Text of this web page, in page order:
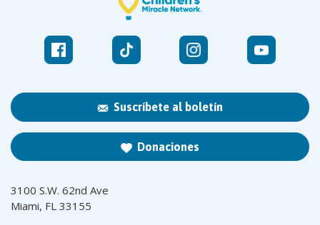
Suscríbete al boletín
Donaciones
3100 S.W. 62nd Ave
Miami, FL 33155